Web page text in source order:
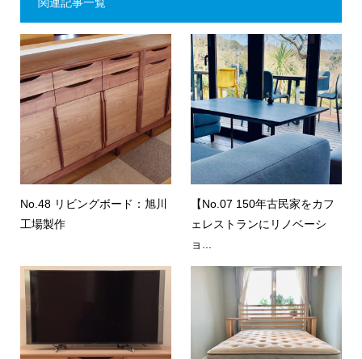
No.48 リビングボード：旭川
工場製作
【No.07 150年古民家をカフ
ェレストランにリノベーシ
ョ...